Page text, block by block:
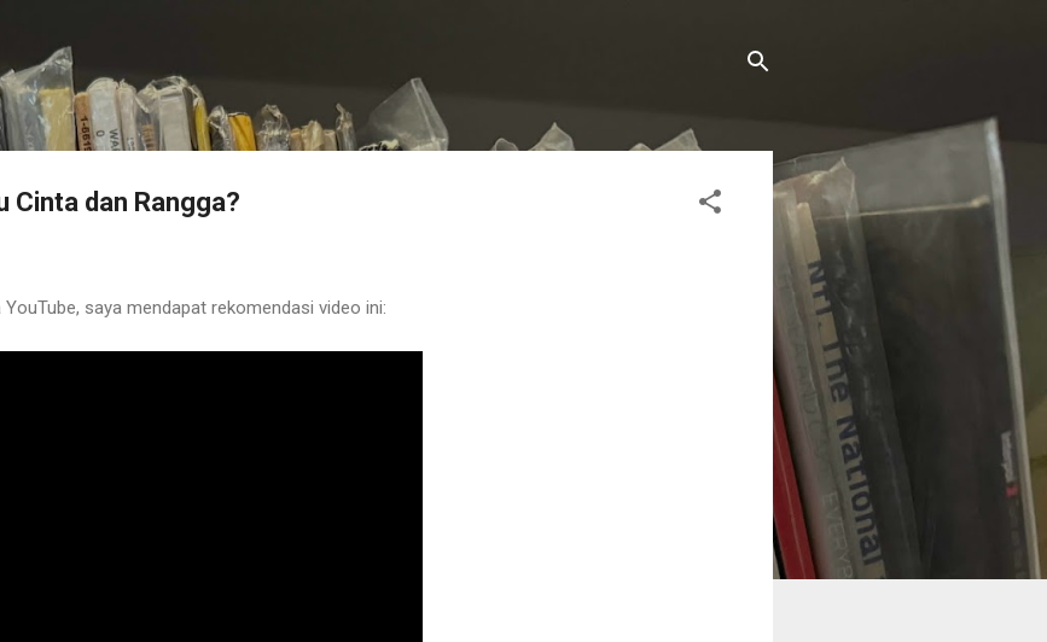
Cinta dan Rangga?
saya mendapat rekomendasi video ini: